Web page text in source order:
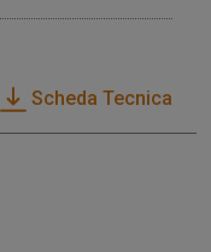
Scheda Tecnica